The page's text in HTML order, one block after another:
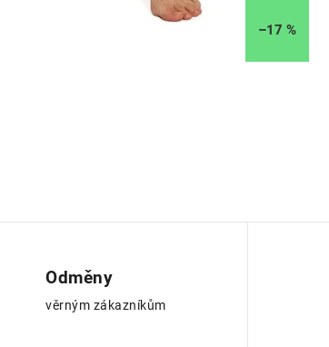
–17 %
Odměny
věrným zákazníkům